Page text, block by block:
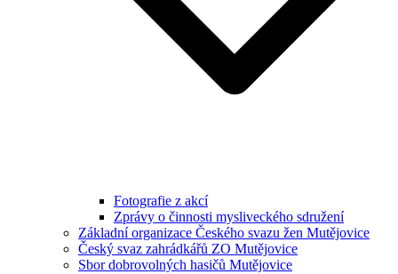
Fotografie z akcí
Zprávy o činnosti mysliveckého sdružení
Základní organizace Českého svazu žen Mutějovice
Český svaz zahrádkářů ZO Mutějovice
Sbor dobrovolných hasičů Mutějovice